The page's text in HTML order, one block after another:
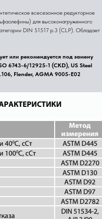
всесезонное редукторное
для высоконагруженного
DIN 51517 p.3 (CLP). Обладает
или рекомендуется под замену
6743-6/12925-1 (CKD), US Steel
Flender, AGMA 9005-E02